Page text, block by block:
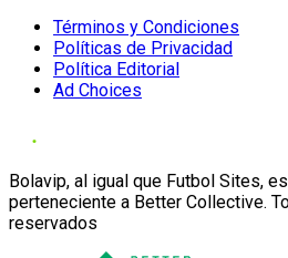
Términos y Condiciones
Políticas de Privacidad
Política Editorial
Ad Choices
Bolavip, al igual que Futbol Sites,
perteneciente a Better Collective.
reservados